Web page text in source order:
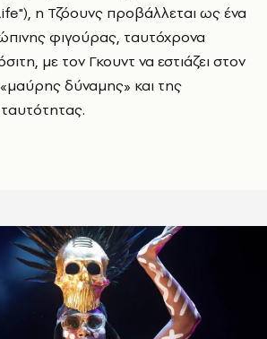
η Τζόουνς προβάλλεται ως ένα
φιγούρας, ταυτόχρονα
με τον Γκουντ να εστιάζει στον
δύναμης» και της